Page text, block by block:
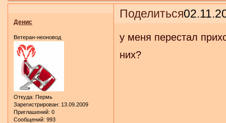
Поделиться
Денис
Ветеран-неоновод
Откуда: Пермь
Зарегистрирован: 13.09.2009
Приглашений: 0
Сообщений: 993
у меня перестал
них?